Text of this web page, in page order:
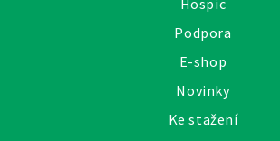
Hospic
Podpora
E-shop
Novinky
Ke stažení